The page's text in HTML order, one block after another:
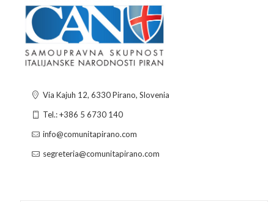
Via Kajuh 12, 6330 Pirano, Slovenia
Tel.: +386 5 6730 140
info@comunitapirano.com
segreteria@comunitapirano.com